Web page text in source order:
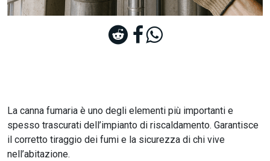
La canna fumaria è uno degli elementi più importanti e
spesso trascurati dell’impianto di riscaldamento. Garantisce
il corretto tiraggio dei fumi e la sicurezza di chi vive
nell’abitazione.